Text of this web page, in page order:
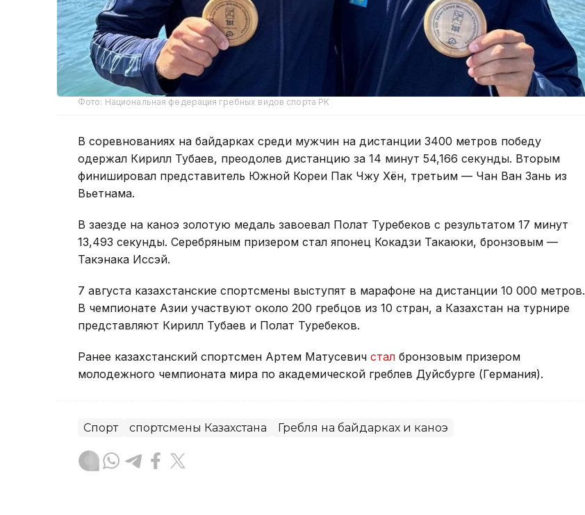
Фото: Национальная федерация гребных видов спорта РК
В соревнованиях на байдарках среди мужчин на дистанции 3400 метров победу
одержал Кирилл Тубаев, преодолев дистанцию за 14 минут 54,166 секунды. Вторым
финишировал представитель Южной Кореи Пак Чжу Хён, третьим — Чан Ван Зань из
Вьетнама.
В заезде на каноэ золотую медаль завоевал Полат Туребеков с результатом 17 минут
13,493 секунды. Серебряным призером стал японец Кокадзи Такаюки, бронзовым —
Такэнака Иссэй.
7 августа казахстанские спортсмены выступят в марафоне на дистанции 10 000 метров.
В чемпионате Азии участвуют около 200 гребцов из 10 стран, а Казахстан на турнире
представляют Кирилл Тубаев и Полат Туребеков.
Ранее казахстанский спортсмен Артем Матусевич стал бронзовым призером
молодежного чемпионата мира по академической греблев Дуйсбурге (Германия).
Спорт спортсмены Казахстана Гребля на байдарках и каноэ